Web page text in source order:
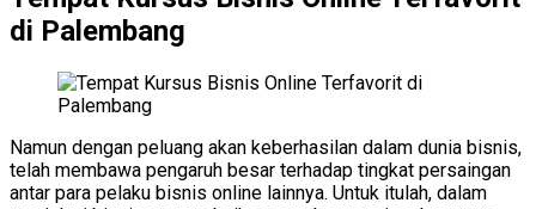
di Palembang
Namun dengan peluang akan keberhasilan dalam dunia bisnis,
telah membawa pengaruh besar terhadap tingkat persaingan
antar para pelaku bisnis online lainnya. Untuk itulah, dalam